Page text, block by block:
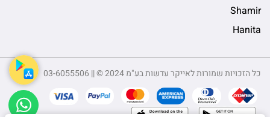
Shamir
Hanita
כל הזכויות שמורות לאייקר עדשות בע"מ 2024 © || 03-6055506